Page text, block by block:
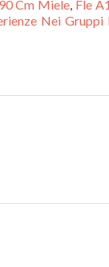
Cm Miele, Fle
Nei Gruppi